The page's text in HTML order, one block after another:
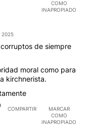
COMO
INAPROPIADO
2025
de siempre
moral como para
kirchnerista.
COMPARTIR
MARCAR
COMO
INAPROPIADO